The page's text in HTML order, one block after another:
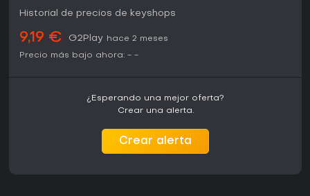
Historial de precios de keyshops
9,19 € G2Play hace 2 meses
Precio más bajo ahora: - -
¿Esperando una mejor oferta?
Crear una alerta.
Crear alerta